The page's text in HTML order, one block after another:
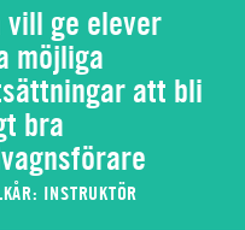
vill ge elever
möjliga
att bli
bra
INSTRUKTÖR